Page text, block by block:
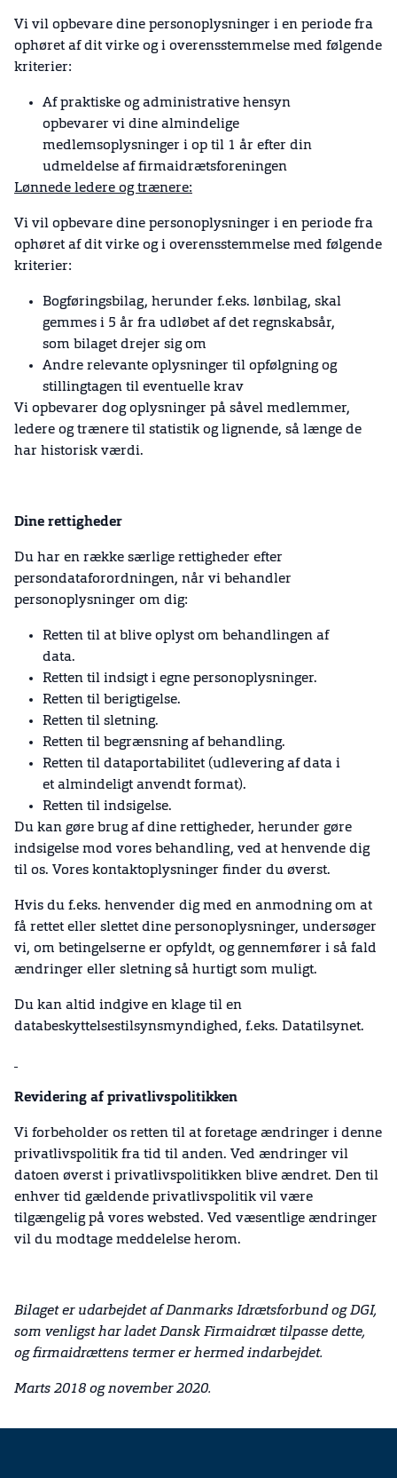
Vi vil opbevare dine personoplysninger i en periode fra
ophøret af dit virke og i overensstemmelse med følgende
kriterier:
Af praktiske og administrative hensyn
opbevarer vi dine almindelige
medlemsoplysninger i op til 1 år efter din
udmeldelse af firmaidrætsforeningen
Lønnede ledere og trænere:
Vi vil opbevare dine personoplysninger i en periode fra
ophøret af dit virke og i overensstemmelse med følgende
kriterier:
Bogføringsbilag, herunder f.eks. lønbilag, skal
gemmes i 5 år fra udløbet af det regnskabsår,
som bilaget drejer sig om
Andre relevante oplysninger til opfølgning og
stillingtagen til eventuelle krav
Vi opbevarer dog oplysninger på såvel medlemmer,
ledere og trænere til statistik og lignende, så længe de
har historisk værdi.
Dine rettigheder
Du har en række særlige rettigheder efter
persondataforordningen, når vi behandler
personoplysninger om dig:
Retten til at blive oplyst om behandlingen af
data.
Retten til indsigt i egne personoplysninger.
Retten til berigtigelse.
Retten til sletning.
Retten til begrænsning af behandling.
Retten til dataportabilitet (udlevering af data i
et almindeligt anvendt format).
Retten til indsigelse.
Du kan gøre brug af dine rettigheder, herunder gøre
indsigelse mod vores behandling, ved at henvende dig
til os. Vores kontaktoplysninger finder du øverst.
Hvis du f.eks. henvender dig med en anmodning om at
få rettet eller slettet dine personoplysninger, undersøger
vi, om betingelserne er opfyldt, og gennemfører i så fald
ændringer eller sletning så hurtigt som muligt.
Du kan altid indgive en klage til en
databeskyttelsestilsynsmyndighed, f.eks. Datatilsynet.
Revidering af privatlivspolitikken
Vi forbeholder os retten til at foretage ændringer i denne
privatlivspolitik fra tid til anden. Ved ændringer vil
datoen øverst i privatlivspolitikken blive ændret. Den til
enhver tid gældende privatlivspolitik vil være
tilgængelig på vores websted. Ved væsentlige ændringer
vil du modtage meddelelse herom.
Bilaget er udarbejdet af Danmarks Idrætsforbund og DGI,
som venligst har ladet Dansk Firmaidræt tilpasse dette,
og firmaidrættens termer er hermed indarbejdet.
Marts 2018 og november 2020.